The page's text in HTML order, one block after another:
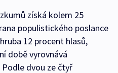
získá kolem 25
populistického poslance
12 procent hlasů,
době vyrovnává
dvou ze čtyř